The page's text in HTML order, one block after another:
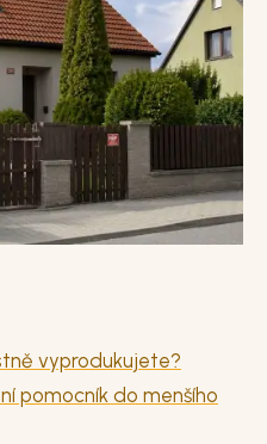
vyprodukujete?
pomocník do menšího